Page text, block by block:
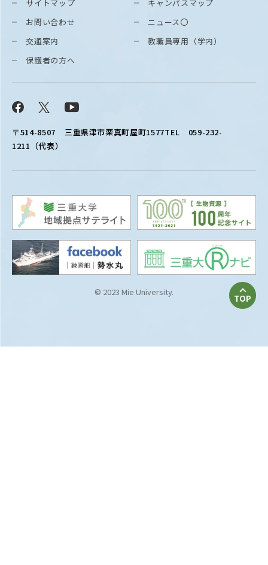
〒514-8507 三重県津市栗真町屋町1577TEL 059-232-
1211（代表）
サイトマップ
お問い合わせ
交通案内
保護者の方へ
Facebook
キャンパスマップ
ニュース〇
教職員専用（学内）
© 2023 Mie University.
TOP